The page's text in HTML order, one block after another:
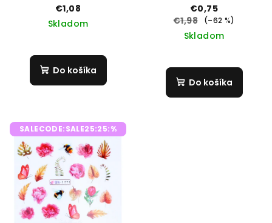
€1,08
Skladom
Do košíka
€0,75
€1,98
(–62 %)
Skladom
Do košíka
SALECODE:SALE25:25:%